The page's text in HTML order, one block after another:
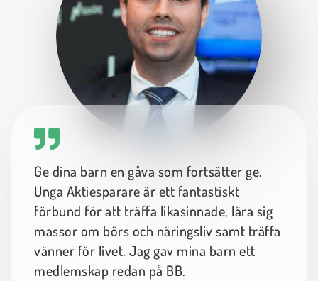
Ge dina barn en gåva som fortsätter ge.
Unga Aktiesparare är ett fantastiskt
förbund för att träffa likasinnade, lära sig
massor om börs och näringsliv samt träffa
vänner för livet. Jag gav mina barn ett
medlemskap redan på BB.